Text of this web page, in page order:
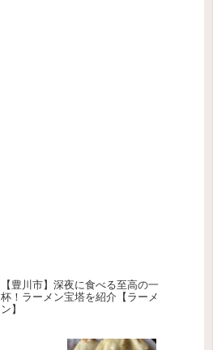
【豊川市】深夜に食べる至高の一
杯！ラーメン宝塔を紹介【ラーメ
ン】